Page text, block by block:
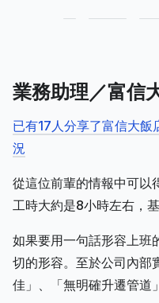
業務助理／富信
已有17人分享了富信大飯
況
從這位前輩的情報中可以
工時大約是8小時左右，
如果要用一句話形容上班
切的形容。至於公司內部
佳」、「無明確升遷管道